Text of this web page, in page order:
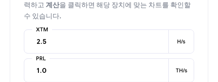
력하고 계산을 클릭하면 해당 장치에 맞는 차트를 확인할
수 있습니다.
XTM
H/s
PRL
TH/s